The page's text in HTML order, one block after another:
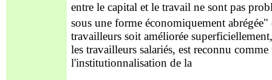
entre le capital et le travail ne sont pas
sous une forme économiquement
travailleurs soit améliorée
les travailleurs salariés, est reconnu
l'institutionnalisation de la